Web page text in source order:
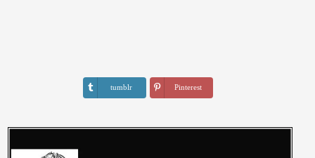
tumblr Pinterest